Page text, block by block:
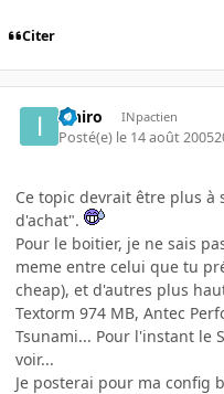
Citer
Ishiro INpactien
Posté(e) le 14 août 2005
Ce topic devrait être plus à
d'achat".
Pour le boitier, je ne sais
meme entre celui que tu
cheap), et d'autres plus
Textorm 974 MB, Antec
Tsunami... Pour l'instant le
voir...
Je posterai pour ma config